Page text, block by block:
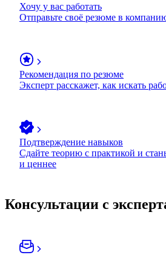
Хочу у вас работать
Отправьте своё резюме в
Рекомендация по резюме
Эксперт расскажет, как искать
Подтверждение навыков
Сдайте теорию с практикой и
и ценнее
Консультации с